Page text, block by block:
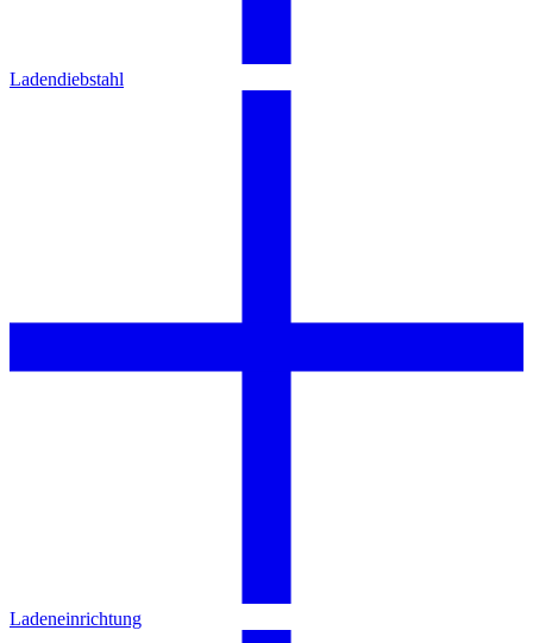
Ladendiebstahl
Ladeneinrichtung